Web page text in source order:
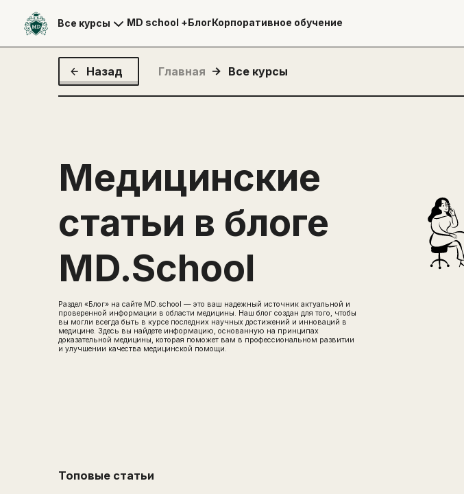
Все курсы MD school +БлогКорпоративное обучение
Назад Главная Все курсы
Медицинские
статьи в блоге
MD.School
Раздел «Блог» на сайте MD.school — это ваш надежный источник актуальной и
проверенной информации в области медицины. Наш блог создан для того, чтобы
вы могли всегда быть в курсе последних научных достижений и инноваций в
медицине. Здесь вы найдете информацию, основанную на принципах
доказательной медицины, которая поможет вам в профессиональном развитии
и улучшении качества медицинской помощи.
Топовые статьи